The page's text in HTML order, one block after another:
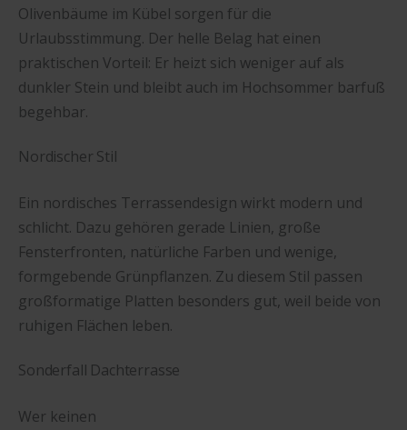
Olivenbäume im Kübel sorgen für die
Urlaubsstimmung. Der helle Belag hat einen
praktischen Vorteil: Er heizt sich weniger auf als
dunkler Stein und bleibt auch im Hochsommer barfuß
begehbar.
Nordischer Stil
Ein nordisches Terrassendesign wirkt modern und
schlicht. Dazu gehören gerade Linien, große
Fensterfronten, natürliche Farben und wenige,
formgebende Grünpflanzen. Zu diesem Stil passen
großformatige Platten besonders gut, weil beide von
ruhigen Flächen leben.
Sonderfall Dachterrasse
Wer keinen